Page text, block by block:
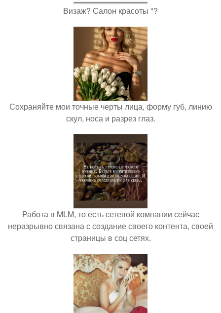
Визаж? Салон красоты "?
Сохраняйте мои точные черты лица, форму губ, линию
скул, носа и разрез глаз.
Работа в MLM, то есть сетевой компании сейчас
неразрывно связана с создание своего контента, своей
страницы в соц сетях.